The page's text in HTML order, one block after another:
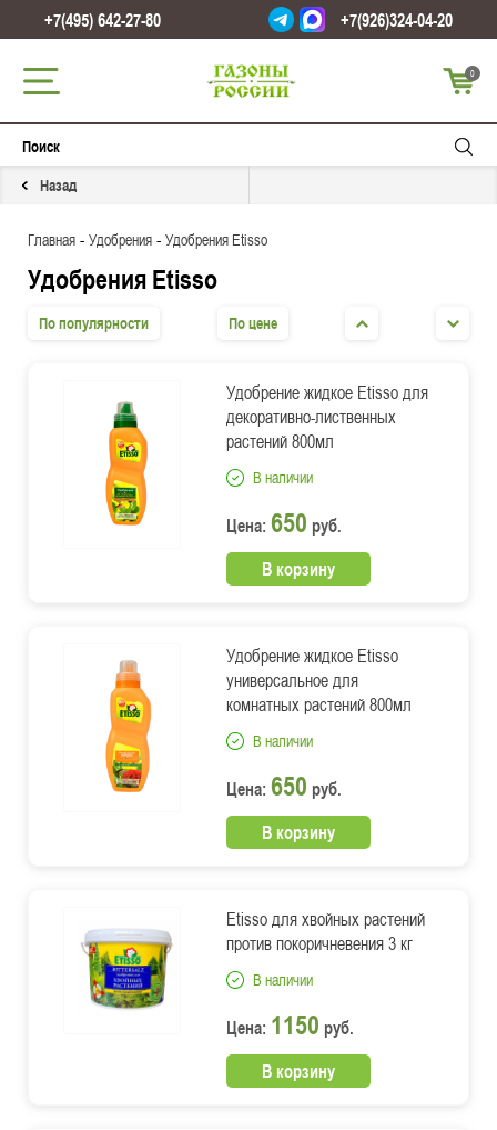
+7(495) 642-27-80 +7(926)324-04-20
0
Назад
Главная - Удобрения - Удобрения Etisso
Удобрения Etisso
По популярности По цене
Удобрение жидкое Etisso для
декоративно-лиственных
растений 800мл
В наличии
Цена: 650 руб.
В корзину
Удобрение жидкое Etisso
универсальное для
комнатных растений 800мл
В наличии
Цена: 650 руб.
В корзину
Etisso для хвойных растений
против покоричневения 3 кг
В наличии
Цена: 1150 руб.
В корзину